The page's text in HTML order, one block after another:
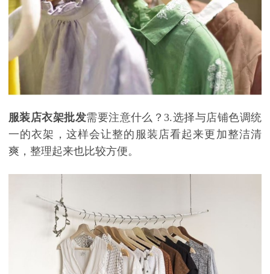
服装店衣架批发需要注意什么？ 3.选择与店铺色调统
一的衣架，这样会让整的服装店看起来更加整洁清
爽，整理起来也比较方便。